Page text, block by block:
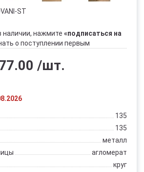
ST
наличии, нажмите «подписаться на
о поступлении первым
/шт.
135
135
металл
агломерат
круг